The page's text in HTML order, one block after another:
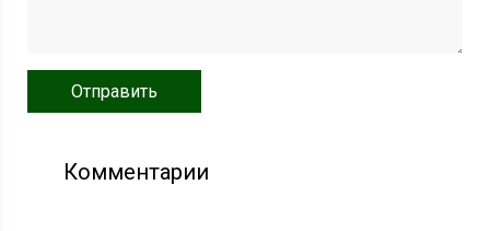
Комментарии